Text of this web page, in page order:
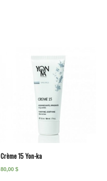
Crème 15 Yon-ka
80,00$